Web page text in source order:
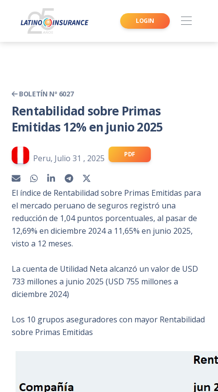
LOGIN
BOLETÍN Nº 6027
Rentabilidad sobre Primas
Emitidas 12% en junio 2025
Peru, Julio 31 , 2025 PDF
El índice de Rentabilidad sobre Primas Emitidas para
el mercado peruano de seguros registró una
reducción de 1,04 puntos porcentuales, al pasar de
12,69% en diciembre 2024 a 11,65% en junio 2025,
visto a 12 meses.
La cuenta de Utilidad Neta alcanzó un valor de USD
733 millones a junio 2025 (USD 755 millones a
diciembre 2024)
Los 10 grupos aseguradores con mayor Rentabilidad
sobre Primas Emitidas